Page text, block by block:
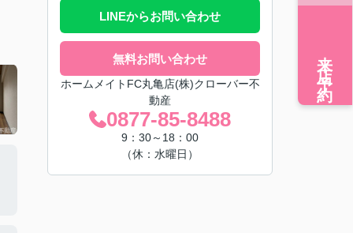
LINEからお問い合わせ
無料お問い合わせ
ホームメイトFC丸亀店(株)クローバー不
動産
0877-85-8488
9：30～18：00
（休：水曜日）
来店予約